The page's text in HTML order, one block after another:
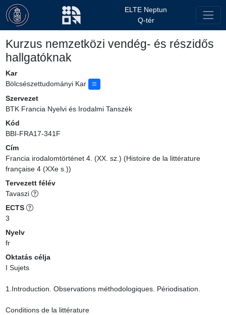
ELTE Neptun
Q-tér
Kurzus nemzetközi vendég- és részidős
hallgatóknak
Kar
Bölcsészettudományi Kar
Szervezet
BTK Francia Nyelvi és Irodalmi Tanszék
Kód
BBI-FRA17-341F
Cím
Francia irodalomtörténet 4. (XX. sz.) (Histoire de la littérature
française 4 (XXe s.))
Tervezett félév
Tavaszi
ECTS
3
Nyelv
fr
Oktatás célja
I Sujets
1.Introduction. Observations méthodologiques. Périodisation.
Conditions de la littérature